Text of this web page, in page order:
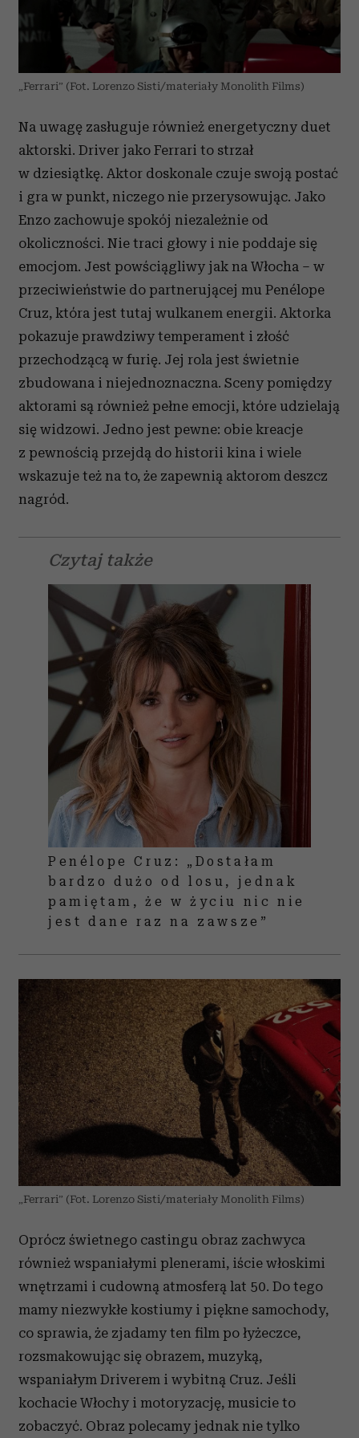
„Ferrari” (Fot. Lorenzo Sisti/materiały Monolith Films)
Na uwagę zasługuje również energetyczny duet
aktorski. Driver jako Ferrari to strzał
w dziesiątkę. Aktor doskonale czuje swoją postać
i gra w punkt, niczego nie przerysowując. Jako
Enzo zachowuje spokój niezależnie od
okoliczności. Nie traci głowy i nie poddaje się
emocjom. Jest powściągliwy jak na Włocha – w
przeciwieństwie do partnerującej mu Penélope
Cruz, która jest tutaj wulkanem energii. Aktorka
pokazuje prawdziwy temperament i złość
przechodzącą w furię. Jej rola jest świetnie
zbudowana i niejednoznaczna. Sceny pomiędzy
aktorami są również pełne emocji, które udzielają
się widzowi. Jedno jest pewne: obie kreacje
z pewnością przejdą do historii kina i wiele
wskazuje też na to, że zapewnią aktorom deszcz
nagród.
Czytaj także
Penélope Cruz: „Dostałam
bardzo dużo od losu, jednak
pamiętam, że w życiu nic nie
jest dane raz na zawsze”
„Ferrari” (Fot. Lorenzo Sisti/materiały Monolith Films)
Oprócz świetnego castingu obraz zachwyca
również wspaniałymi plenerami, iście włoskimi
wnętrzami i cudowną atmosferą lat 50. Do tego
mamy niezwykłe kostiumy i piękne samochody,
co sprawia, że zjadamy ten film po łyżeczce,
rozsmakowując się obrazem, muzyką,
wspaniałym Driverem i wybitną Cruz. Jeśli
kochacie Włochy i motoryzację, musicie to
zobaczyć. Obraz polecamy jednak nie tylko